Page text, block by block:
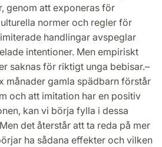
genom att exponeras för
normer och regler för
handlingar avspeglar
intentioner. Men empiriskt
saknas för riktigt unga bebisar.–
månader gamla spädbarn förstår
och att imitation har en positiv
kan vi börja fylla i dessa
det återstår att ta reda på mer
ha sådana effekter och vilken